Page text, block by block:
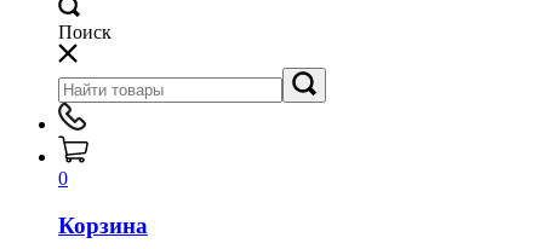
Поиск
0
Корзина